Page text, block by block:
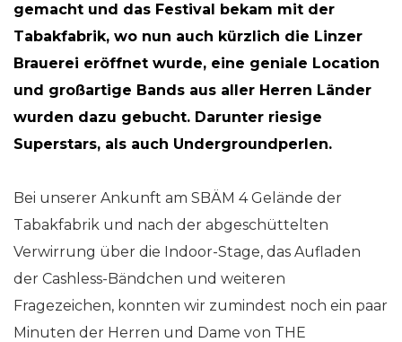
gemacht und das Festival bekam mit der
Tabakfabrik, wo nun auch kürzlich die Linzer
Brauerei eröffnet wurde, eine geniale Location
und großartige Bands aus aller Herren Länder
wurden dazu gebucht. Darunter riesige
Superstars, als auch Undergroundperlen.
Bei unserer Ankunft am SBÄM 4 Gelände der
Tabakfabrik und nach der abgeschüttelten
Verwirrung über die Indoor-Stage, das Aufladen
der Cashless-Bändchen und weiteren
Fragezeichen, konnten wir zumindest noch ein paar
Minuten der Herren und Dame von THE